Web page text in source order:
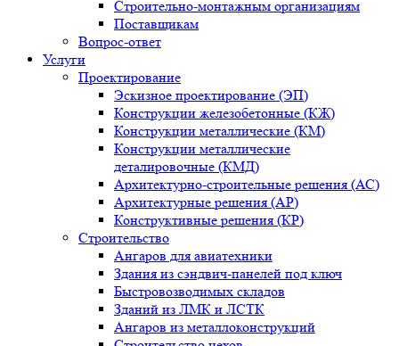
Строительно-монтажным организациям
Поставщикам
Вопрос-ответ
Услуги
Проектирование
Эскизное проектирование (ЭП)
Конструкции железобетонные (КЖ)
Конструкции металлические (КМ)
Конструкции металлические
деталировочные (КМД)
Архитектурно-строительные решения (АС)
Архитектурные решения (АР)
Конструктивные решения (КР)
Строительство
Ангаров для авиатехники
Здания из сэндвич-панелей под ключ
Быстровозводимых складов
Зданий из ЛМК и ЛСТК
Ангаров из металлоконструкций